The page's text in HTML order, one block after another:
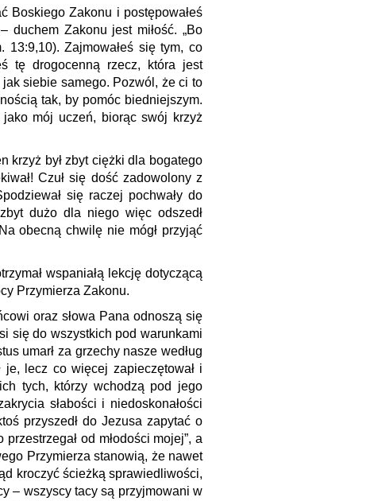
Boskiego Zakonu i postępowałeś
duchem Zakonu jest miłość. „Bo
13:9,10). Zajmowałeś się tym, co
tę drogocenną rzecz, która jest
siebie samego. Pozwól, że ci to
tak, by pomóc biedniejszym.
mój uczeń, biorąc swój krzyż
krzyż był zbyt ciężki dla bogatego
Czuł się dość zadowolony z
się raczej pochwały do
dużo dla niego więc odszedł
obecną chwilę nie mógł przyjąć
wspaniałą lekcję dotyczącą
Przymierza Zakonu.
oraz słowa Pana odnoszą się
się do wszystkich pod warunkami
umarł za grzechy nasze według
je, lecz co więcej zapieczętował i
tych, którzy wchodzą pod jego
słabości i niedoskonałości
przyszedł do Jezusa zapytać o
od młodości mojej”, a
Przymierza stanowią, że nawet
kroczyć ścieżką sprawiedliwości,
– wszyscy tacy są przyjmowani w